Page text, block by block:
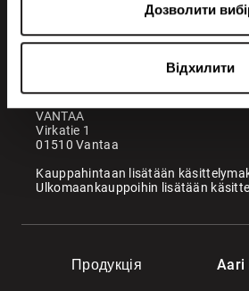
Дозволити
Відхилити
Продукція Aari
Офіс
VANTAA
Virkatie 1
01510 Vantaa
Kauppahintaan lisätään
Ulkomaankauppoihin lisätään